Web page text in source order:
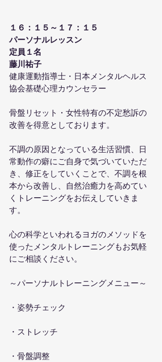
１６：１５～１７：１５
パーソナルレッスン
定員１名
藤川祐子
健康運動指導士・日本メンタルヘルス
協会基礎心理カウンセラー
骨盤リセット・女性特有の不定愁訴の
改善を得意としております。
不調の原因となっている生活習慣、日
常動作の癖にご自身で気づいていただ
き、修正をしていくことで、不調を根
本から改善し、自然治癒力を高めてい
くトレーニングをお伝えしていきま
す。
心の科学といわれるヨガのメソッドを
使ったメンタルトレーニングもお気軽
にご相談ください。
～パーソナルトレーニングメニュー～
・姿勢チェック
・ストレッチ
・骨盤調整